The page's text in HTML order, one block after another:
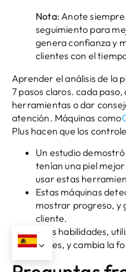
Nota: Anote
seguimiento para
genera confianza y
clientes con el
Aprender el análisis de la
7 pasos claros. cada
herramientas o dar
atención. Máquinas como
Plus hacen que los
Un estudio
tenían una piel
usar estas
Estas máquinas
mostrar progreso, y
cliente.
Mejora tus habilidades,
inteligentes, y cambia la